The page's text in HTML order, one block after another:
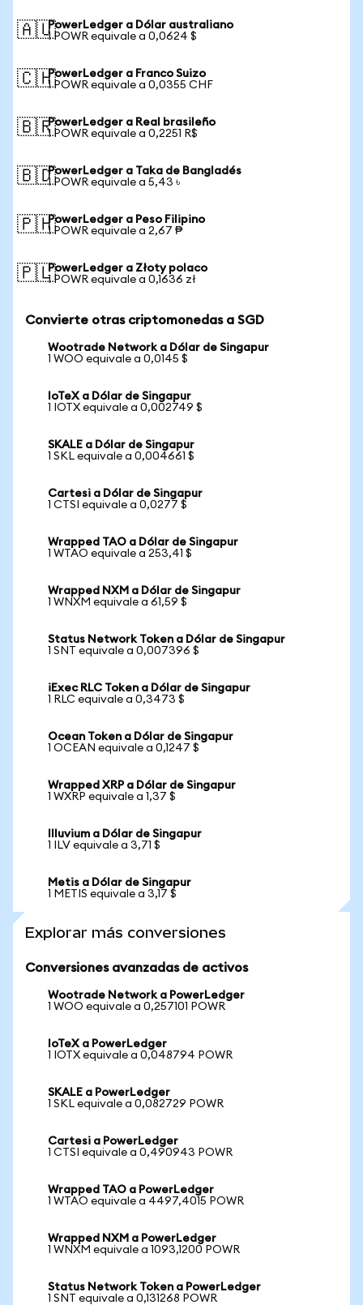
🇦🇺PowerLedger a Dólar australiano
1 POWR equivale a 0,0624 $
🇨🇭PowerLedger a Franco Suizo
1 POWR equivale a 0,0355 CHF
🇧🇷PowerLedger a Real brasileño
1 POWR equivale a 0,2251 R$
🇧🇩PowerLedger a Taka de Bangladés
1 POWR equivale a 5,43 ৳
🇵🇭PowerLedger a Peso Filipino
1 POWR equivale a 2,67 ₱
🇵🇱PowerLedger a Złoty polaco
1 POWR equivale a 0,1636 zł
Convierte otras criptomonedas a SGD
Wootrade Network a Dólar de Singapur
1 WOO equivale a 0,0145 $
IoTeX a Dólar de Singapur
1 IOTX equivale a 0,002749 $
SKALE a Dólar de Singapur
1 SKL equivale a 0,004661 $
Cartesi a Dólar de Singapur
1 CTSI equivale a 0,0277 $
Wrapped TAO a Dólar de Singapur
1 WTAO equivale a 253,41 $
Wrapped NXM a Dólar de Singapur
1 WNXM equivale a 61,59 $
Status Network Token a Dólar de Singapur
1 SNT equivale a 0,007396 $
iExec RLC Token a Dólar de Singapur
1 RLC equivale a 0,3473 $
Ocean Token a Dólar de Singapur
1 OCEAN equivale a 0,1247 $
Wrapped XRP a Dólar de Singapur
1 WXRP equivale a 1,37 $
Illuvium a Dólar de Singapur
1 ILV equivale a 3,71 $
Metis a Dólar de Singapur
1 METIS equivale a 3,17 $
Explorar más conversiones
Conversiones avanzadas de activos
Wootrade Network a PowerLedger
1 WOO equivale a 0,257101 POWR
IoTeX a PowerLedger
1 IOTX equivale a 0,048794 POWR
SKALE a PowerLedger
1 SKL equivale a 0,082729 POWR
Cartesi a PowerLedger
1 CTSI equivale a 0,490943 POWR
Wrapped TAO a PowerLedger
1 WTAO equivale a 4497,4015 POWR
Wrapped NXM a PowerLedger
1 WNXM equivale a 1093,1200 POWR
Status Network Token a PowerLedger
1 SNT equivale a 0,131268 POWR